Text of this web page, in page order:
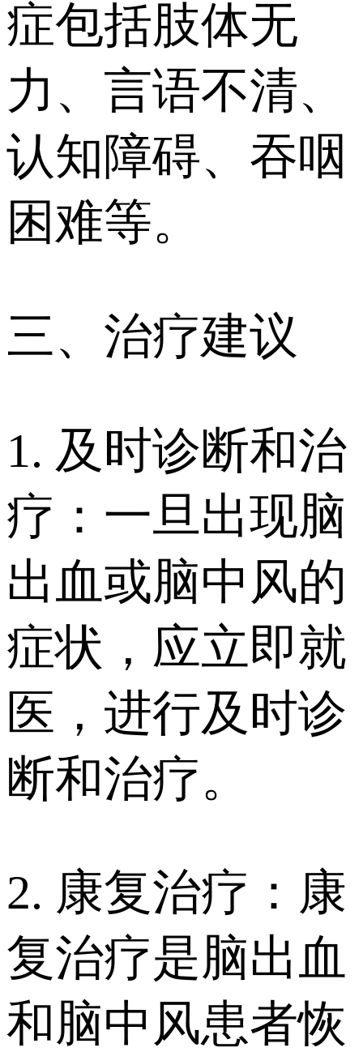
症包括肢体无
力、言语不清、
认知障碍、吞咽
困难等。
三、治疗建议
1. 及时诊断和治
疗：一旦出现脑
出血或脑中风的
症状，应立即就
医，进行及时诊
断和治疗。
2. 康复治疗：康
复治疗是脑出血
和脑中风患者恢